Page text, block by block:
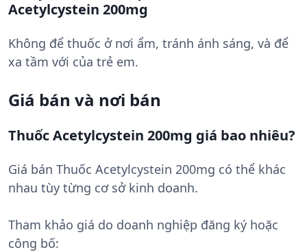
Acetylcystein 200mg
Không để thuốc ở nơi ẩm, tránh ánh sáng, và để
xa tầm với của trẻ em.
Giá bán và nơi bán
Thuốc Acetylcystein 200mg giá bao nhiêu?
Giá bán Thuốc Acetylcystein 200mg có thể khác
nhau tùy từng cơ sở kinh doanh.
Tham khảo giá do doanh nghiệp đăng ký hoặc
công bố: